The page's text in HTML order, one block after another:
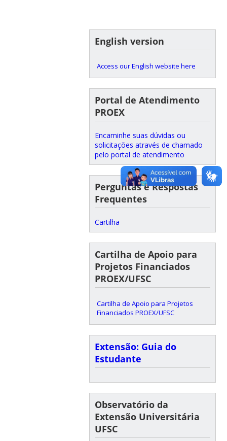
English version
Access our English website here
Portal de Atendimento
PROEX
Encaminhe suas dúvidas ou
solicitações através de chamado
pelo portal de atendimento
Perguntas e Respostas
Frequentes
Cartilha
Cartilha de Apoio para
Projetos Financiados
PROEX/UFSC
Cartilha de Apoio para Projetos
Financiados PROEX/UFSC
Extensão: Guia do
Estudante
Observatório da
Extensão Universitária
UFSC